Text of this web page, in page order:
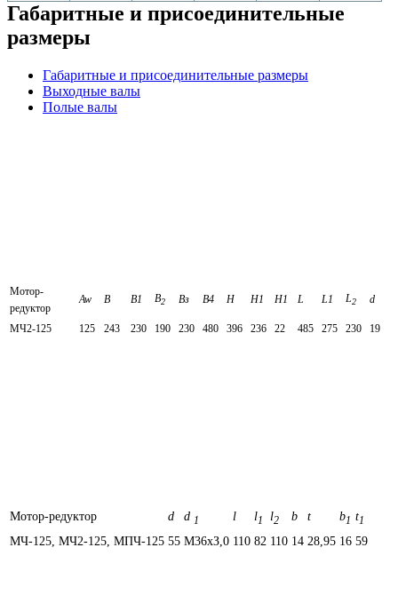
Габаритные и присоединительные
размеры
Габаритные и присоединительные размеры
Выходные валы
Полые валы
Мотор-
редуктор
Aw В B1 B2 Вз B4 Н H1 H1 L L1 L2 d
МЧ2-125 125 243 230 190 230 480 396 236 22 485 275 230 19
Мотор-редуктор d d 1 l l1 l2 b t b1 t1
МЧ-125, МЧ2-125, МПЧ-125 55 М36хЗ,0 110 82 110 14 28,95 16 59